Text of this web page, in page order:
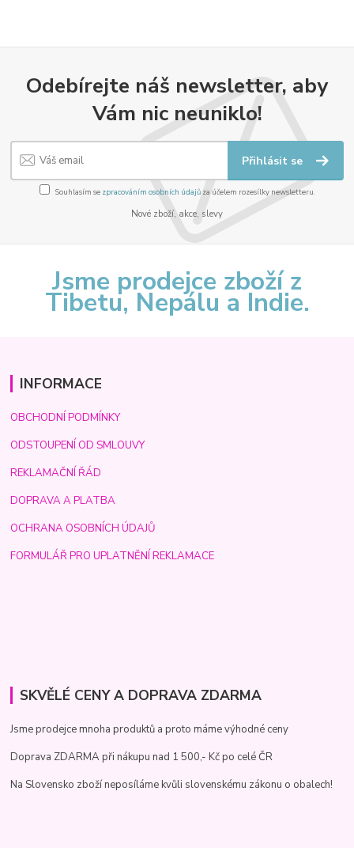
Odebírejte náš newsletter, aby
Vám nic neuniklo!
Přihlásit se
Souhlasím se zpracováním osobních údajůza účelem rozesílky newsletteru.
Nové zboží, akce, slevy
Jsme prodejce zboží z
Tibetu, Nepálu a Indie.
INFORMACE
OBCHODNÍ PODMÍNKY
ODSTOUPENÍ OD SMLOUVY
REKLAMAČNÍ ŘÁD
DOPRAVA A PLATBA
OCHRANA OSOBNÍCH ÚDAJŮ
FORMULÁŘ PRO UPLATNĚNÍ REKLAMACE
SKVĚLÉ CENY A DOPRAVA ZDARMA
Jsme prodejce mnoha produktů a proto máme výhodné ceny
Doprava ZDARMA při nákupu nad 1 500,- Kč po celé ČR
Na Slovensko zboží neposíláme kvůli slovenskému zákonu o obalech!